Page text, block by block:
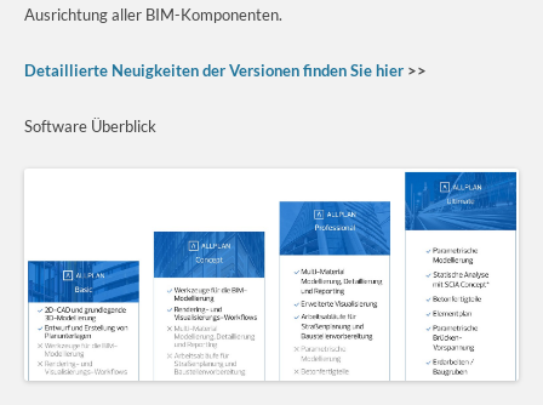
Ausrichtung aller BIM-Komponenten.
Detaillierte Neuigkeiten der Versionen finden Sie hier >>
Software Überblick